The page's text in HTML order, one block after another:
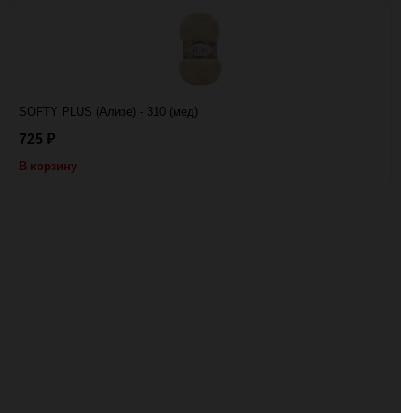
SOFTY PLUS (Ализе) - 310 (мед)
725 ₽
В корзину